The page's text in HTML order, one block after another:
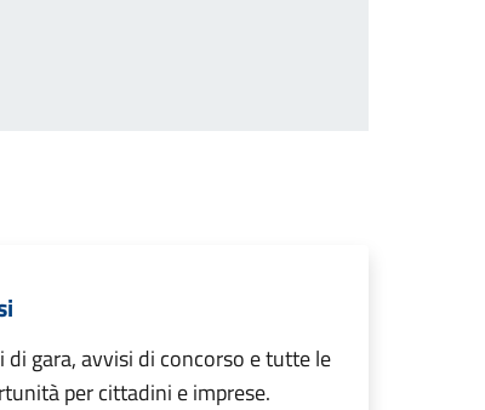
di gara, avvisi di concorso e tutte le
per cittadini e imprese.